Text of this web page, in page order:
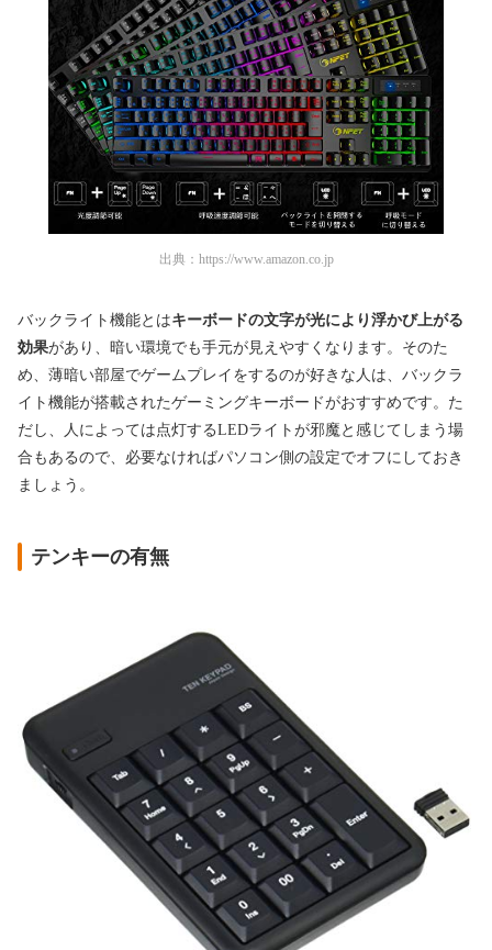
出典： https://www.amazon.co.jp
バックライト機能とはキーボードの文字が光により浮かび上がる
効果があり、暗い環境でも手元が見えやすくなります。そのた
め、薄暗い部屋でゲームプレイをするのが好きな人は、バックラ
イト機能が搭載されたゲーミングキーボードがおすすめです。た
だし、人によっては点灯するLEDライトが邪魔と感じてしまう場
合もあるので、必要なければパソコン側の設定でオフにしておき
ましょう。
テンキーの有無